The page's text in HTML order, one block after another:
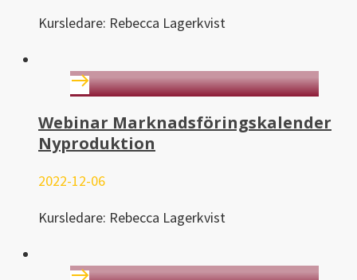
Kursledare: Rebecca Lagerkvist
Webinar Marknadsföringskalender
Nyproduktion
2022-12-06
Kursledare: Rebecca Lagerkvist